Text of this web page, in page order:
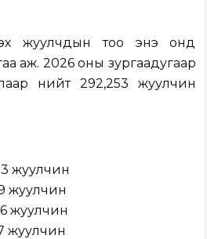
жуулчдын тоо энэ онд
аж. 2026 оны зургаадугаар
нийт 292,253 жуулчин
жуулчин
жуулчин
жуулчин
жуулчин